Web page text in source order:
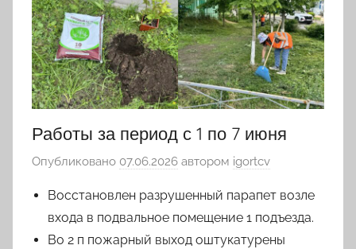
Работы за период с 1 по 7 июня
Опубликовано 07.06.2026 автором igortcv
Восстановлен разрушенный парапет возле
входа в подвальное помещение 1 подъезда.
Во 2 п пожарный выход оштукатурены